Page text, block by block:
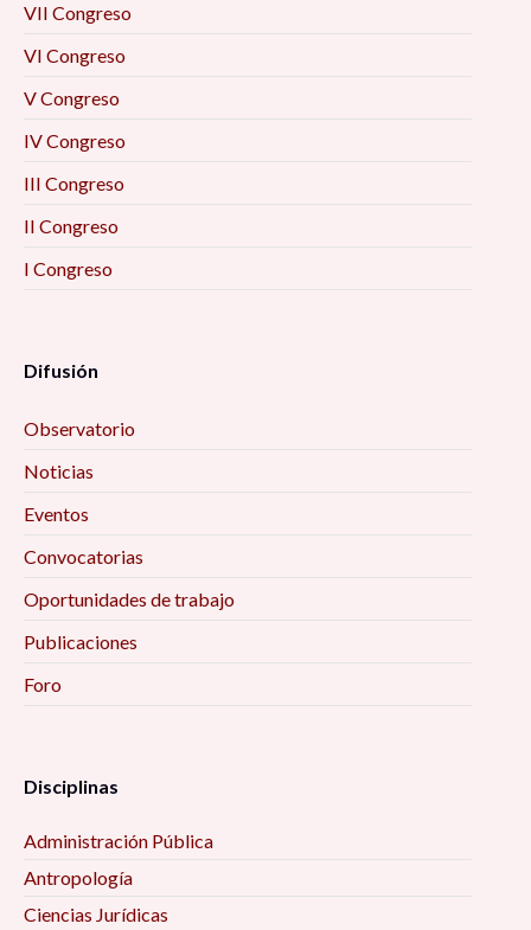
VII Congreso
VI Congreso
V Congreso
IV Congreso
III Congreso
II Congreso
I Congreso
Difusión
Observatorio
Noticias
Eventos
Convocatorias
Oportunidades de trabajo
Publicaciones
Foro
Disciplinas
Administración Pública
Antropología
Ciencias Jurídicas